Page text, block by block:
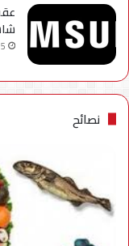
5 أغسطس، 2026
نصائح